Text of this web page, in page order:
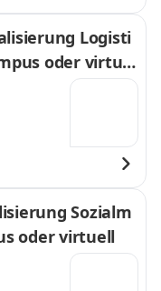
Logisti
oder virtuel
Sozialm
oder virtuell